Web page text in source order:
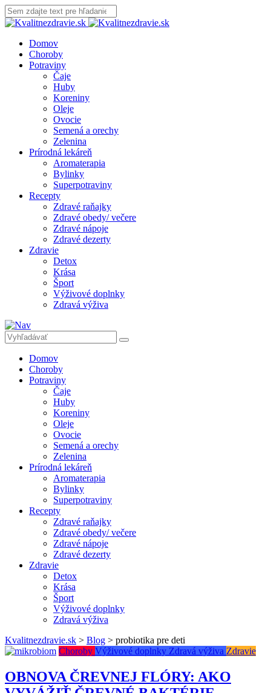
Domov
Choroby
Potraviny
Čaje
Huby
Koreniny
Oleje
Ovocie
Semená a orechy
Zelenina
Prírodná lekáreň
Aromaterapia
Bylinky
Superpotraviny
Recepty
Zdravé raňajky
Zdravé obedy/ večere
Zdravé nápoje
Zdravé dezerty
Zdravie
Detox
Krása
Šport
Výživové doplnky
Zdravá výživa
Domov
Choroby
Potraviny
Čaje
Huby
Koreniny
Oleje
Ovocie
Semená a orechy
Zelenina
Prírodná lekáreň
Aromaterapia
Bylinky
Superpotraviny
Recepty
Zdravé raňajky
Zdravé obedy/ večere
Zdravé nápoje
Zdravé dezerty
Zdravie
Detox
Krása
Šport
Výživové doplnky
Zdravá výživa
Kvalitnezdravie.sk > Blog > probiotika pre deti
Choroby Výživové doplnky Zdravá výživa Zdravie
OBNOVA ČREVNEJ FLÓRY: AKO